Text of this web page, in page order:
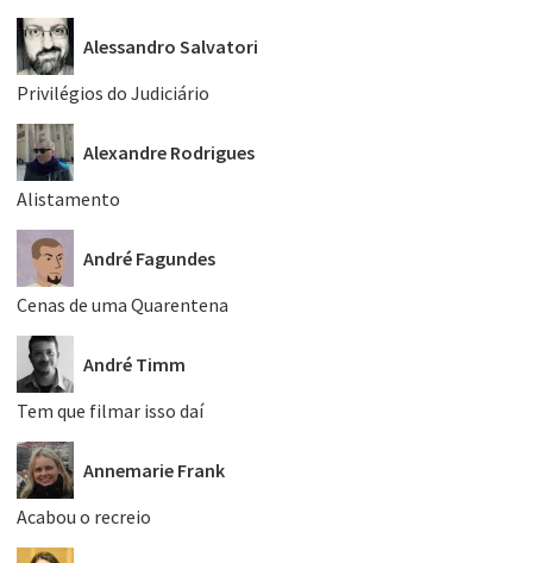
Alessandro Salvatori
Privilégios do Judiciário
Alexandre Rodrigues
Alistamento
André Fagundes
Cenas de uma Quarentena
André Timm
Tem que filmar isso daí
Annemarie Frank
Acabou o recreio